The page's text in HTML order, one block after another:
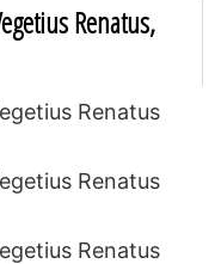
Renatus,
Renatus
Renatus
Renatus